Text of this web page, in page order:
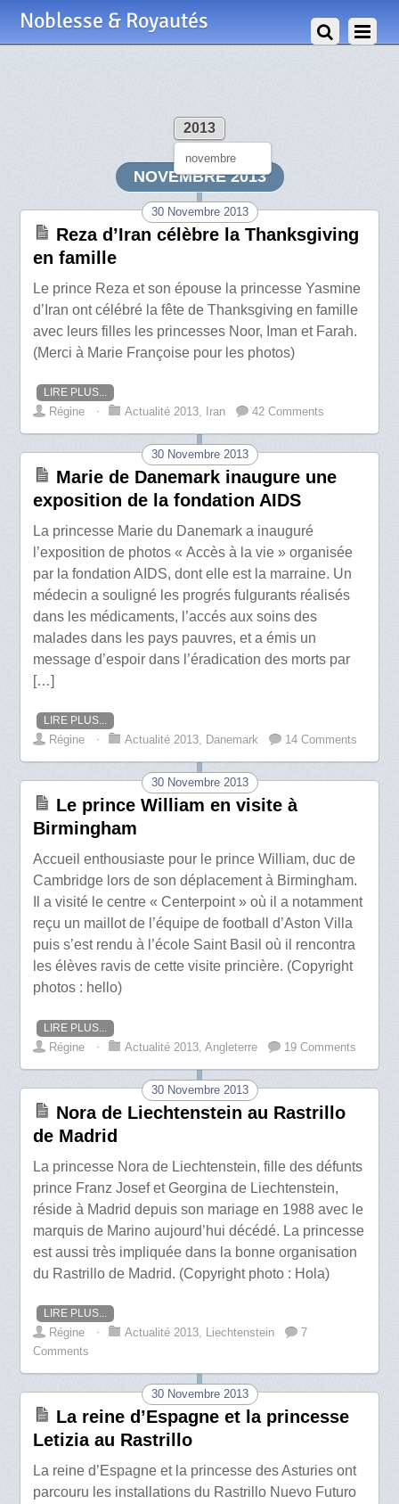
Noblesse & Royautés
2013
novembre
NOVEMBRE 2013
30 Novembre 2013
Reza d’Iran célèbre la Thanksgiving
en famille
Le prince Reza et son épouse la princesse Yasmine
d’Iran ont célébré la fête de Thanksgiving en famille
avec leurs filles les princesses Noor, Iman et Farah.
(Merci à Marie Françoise pour les photos)
LIRE PLUS...
Régine ⋅ Actualité 2013, Iran 42 Comments
30 Novembre 2013
Marie de Danemark inaugure une
exposition de la fondation AIDS
La princesse Marie du Danemark a inauguré
l’exposition de photos « Accès à la vie » organisée
par la fondation AIDS, dont elle est la marraine. Un
médecin a souligné les progrés fulgurants réalisés
dans les médicaments, l’accés aux soins des
malades dans les pays pauvres, et a émis un
message d’espoir dans l’éradication des morts par
[…]
LIRE PLUS...
Régine ⋅ Actualité 2013, Danemark 14 Comments
30 Novembre 2013
Le prince William en visite à
Birmingham
Accueil enthousiaste pour le prince William, duc de
Cambridge lors de son déplacement à Birmingham.
Il a visité le centre « Centerpoint » où il a notamment
reçu un maillot de l’équipe de football d’Aston Villa
puis s’est rendu à l’école Saint Basil où il rencontra
les élèves ravis de cette visite princière. (Copyright
photos : hello)
LIRE PLUS...
Régine ⋅ Actualité 2013 ,Angleterre 19 Comments
30 Novembre 2013
Nora de Liechtenstein au Rastrillo
de Madrid
La princesse Nora de Liechtenstein, fille des défunts
prince Franz Josef et Georgina de Liechtenstein,
réside à Madrid depuis son mariage en 1988 avec le
marquis de Marino aujourd’hui décédé. La princesse
est aussi très impliquée dans la bonne organisation
du Rastrillo de Madrid. (Copyright photo : Hola)
LIRE PLUS...
Régine ⋅ Actualité 2013 Liechtenstein
7
Comments
30 Novembre 2013
La reine d’Espagne et la princesse
Letizia au Rastrillo
La reine d’Espagne et la princesse des Asturies ont
parcouru les installations du Rastrillo Nuevo Futuro